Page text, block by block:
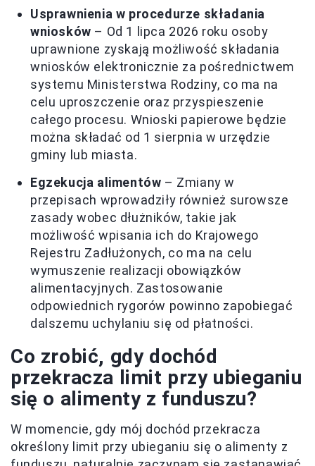
Usprawnienia w procedurze składania
wniosków – Od 1 lipca 2026 roku osoby
uprawnione zyskają możliwość składania
wniosków elektronicznie za pośrednictwem
systemu Ministerstwa Rodziny, co ma na
celu uproszczenie oraz przyspieszenie
całego procesu. Wnioski papierowe będzie
można składać od 1 sierpnia w urzędzie
gminy lub miasta.
Egzekucja alimentów – Zmiany w
przepisach wprowadziły również surowsze
zasady wobec dłużników, takie jak
możliwość wpisania ich do Krajowego
Rejestru Zadłużonych, co ma na celu
wymuszenie realizacji obowiązków
alimentacyjnych. Zastosowanie
odpowiednich rygorów powinno zapobiegać
dalszemu uchylaniu się od płatności.
Co zrobić, gdy dochód
przekracza limit przy ubieganiu
się o alimenty z funduszu?
W momencie, gdy mój dochód przekracza
określony limit przy ubieganiu się o alimenty z